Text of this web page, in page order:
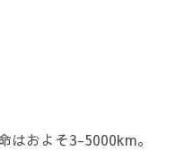
はおよそ3-5000km。